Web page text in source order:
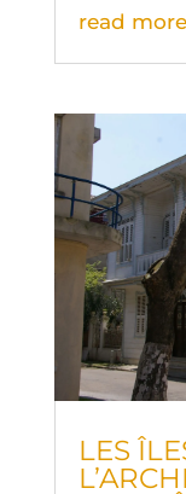
read more
LES